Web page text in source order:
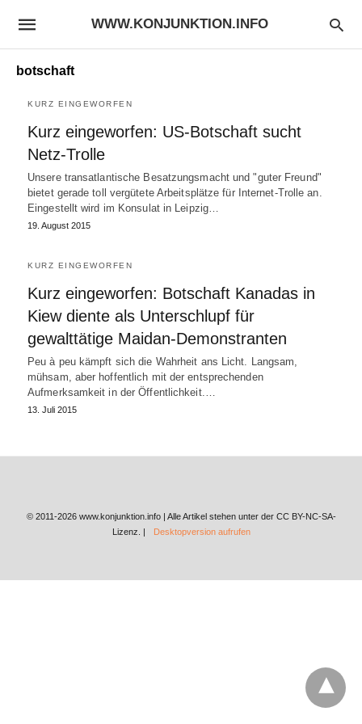
WWW.KONJUNKTION.INFO
botschaft
KURZ EINGEWORFEN
Kurz eingeworfen: US-Botschaft sucht
Netz-Trolle
Unsere transatlantische Besatzungsmacht und "guter Freund"
bietet gerade toll vergütete Arbeitsplätze für Internet-Trolle an.
Eingestellt wird im Konsulat in Leipzig…
19. August 2015
KURZ EINGEWORFEN
Kurz eingeworfen: Botschaft Kanadas in
Kiew diente als Unterschlupf für
gewalttätige Maidan-Demonstranten
Peu à peu kämpft sich die Wahrheit ans Licht. Langsam,
mühsam, aber hoffentlich mit der entsprechenden
Aufmerksamkeit in der Öffentlichkeit.…
13. Juli 2015
© 2011-2026 www.konjunktion.info | Alle Artikel stehen unter der CC BY-NC-SA-
Lizenz. |
Desktopversion aufrufen